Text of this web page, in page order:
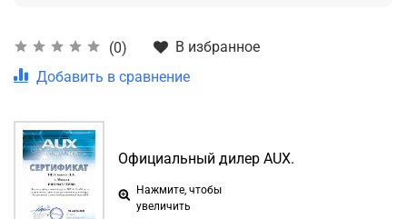
(0)
В избранное
Добавить в сравнение
Официальный дилер AUX.
Нажмите, чтобы
увеличить